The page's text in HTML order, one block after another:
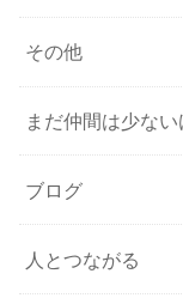
その他
まだ仲間は少な
ブログ
人とつながる